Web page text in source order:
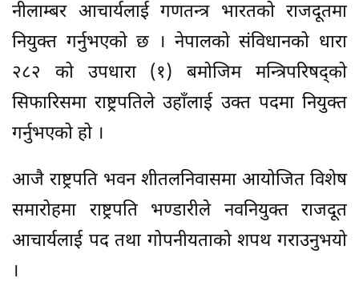
नीलाम्बर आचार्यलाई गणतन्त्र भारतको राजदूतमा
नियुक्त गर्नुभएको छ । नेपालको संविधानको धारा
२८२ को उपधारा (१) बमोजिम मन्त्रिपरिषद्को
सिफारिसमा राष्ट्रपतिले उहाँलाई उक्त पदमा नियुक्त
गर्नुभएको हो ।
आजै राष्ट्रपति भवन शीतलनिवासमा आयोजित विशेष
समारोहमा राष्ट्रपति भण्डारीले नवनियुक्त राजदूत
आचार्यलाई पद तथा गोपनीयताको शपथ गराउनुभयो
।